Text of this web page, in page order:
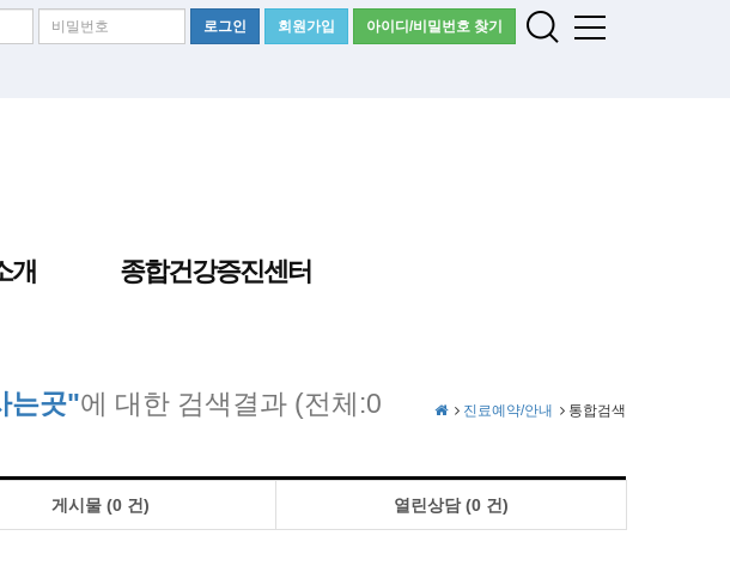
로그인 회원가입 아이디/비밀번호 찾기
개 종합건강증진센터
진료예약/안내 통합검색
는곳"에 대한 검색결과 (전체:0
게시물 (0 건) 열린상담 (0 건)